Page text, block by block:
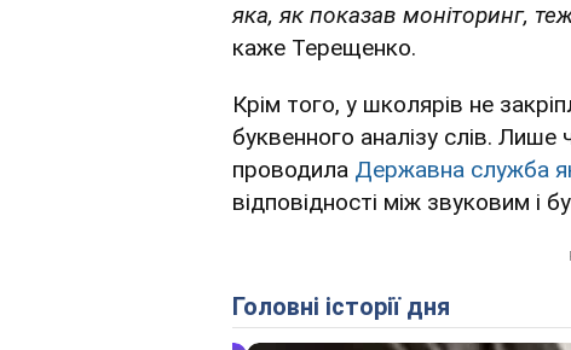
яка, як показав моніторинг,
каже Терещенко.
Крім того, у школярів не
буквенного аналізу слів. Лише
проводила Державна служба
відповідності між звуковим і
Головні історії дня